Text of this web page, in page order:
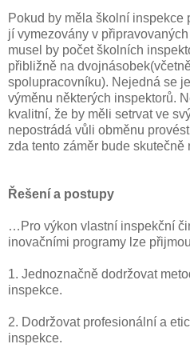
Pokud by měla školní inspekce
jí vymezovány v
musel by počet školních
přibližně na
spolupracovníku). Nejedná se
výměnu některých inspektorů.
kvalitní, že by měli setrvat ve
nepostrádá vůli obměnu
zda tento záměr bude
Řešení a postupy
…Pro výkon vlastní inspekční
inovačními programy lze
1. Jednoznačně dodržovat
inspekce.
2. Dodržovat profesionální a
inspekce.